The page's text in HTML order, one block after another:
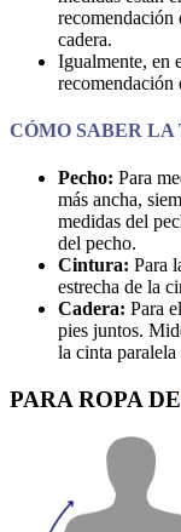
recomendación
cadera.
Igualmente, en
recomendación
CÓMO SABER
Pecho: Para
más ancha,
medidas del
del pecho.
Cintura: Para
estrecha de la
Cadera: Para
pies juntos.
la cinta paralela
PARA ROPA DE